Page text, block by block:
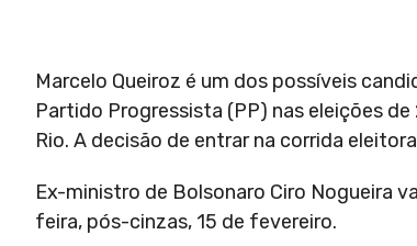
Marcelo Queiroz é um dos possíveis
Partido Progressista (PP) nas eleições
Rio. A decisão de entrar na corrida
Ex-ministro de Bolsonaro Ciro Nogueira
feira, pós-cinzas, 15 de fevereiro.